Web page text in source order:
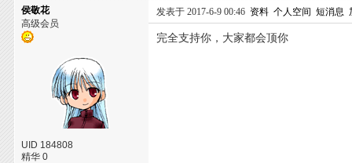
侯敬花
高级会员
UID 184808
精华 0
发表于 2017-6-9 00:46 资料 个人空间 短消息
完全支持你，大家都会顶你